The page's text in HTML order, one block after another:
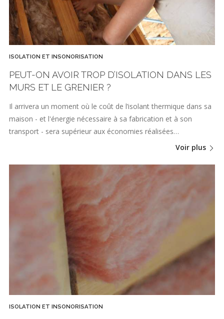
ISOLATION ET INSONORISATION
PEUT-ON AVOIR TROP D’ISOLATION DANS LES
MURS ET LE GRENIER ?
Il arrivera un moment où le coût de l’isolant thermique dans sa
maison - et l'énergie nécessaire à sa fabrication et à son
transport - sera supérieur aux économies réalisées…
Voir plus
ISOLATION ET INSONORISATION